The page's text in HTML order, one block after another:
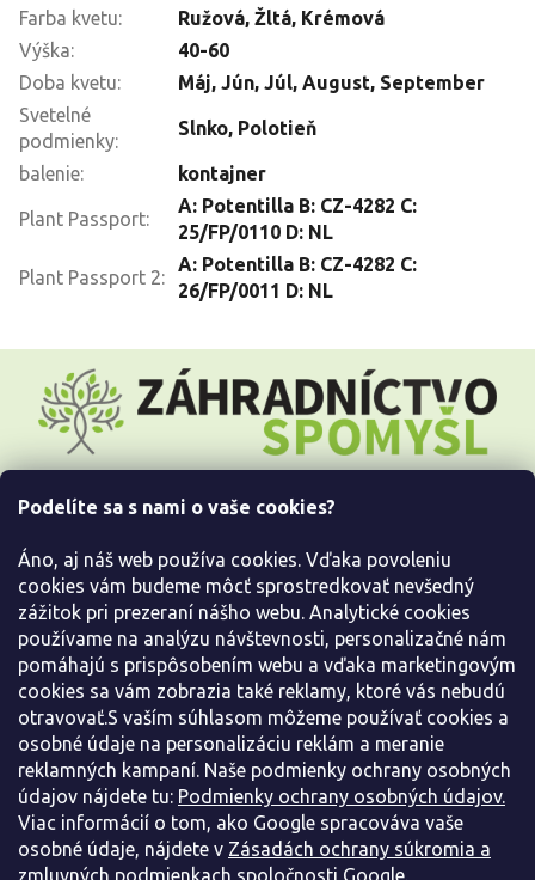
Podelíte sa s nami o vaše cookies?
Áno, aj náš web používa cookies. Vďaka povoleniu
cookies vám budeme môcť sprostredkovať nevšedný
zážitok pri prezeraní nášho webu. Analytické cookies
používame na analýzu návštevnosti, personalizačné nám
pomáhajú s prispôsobením webu a vďaka marketingovým
cookies sa vám zobrazia také reklamy, ktoré vás nebudú
otravovať.S vaším súhlasom môžeme používať cookies a
osobné údaje na personalizáciu reklám a meranie
reklamných kampaní. Naše podmienky ochrany osobných
údajov nájdete tu: Podmienky ochrany osobných údajov.
Viac informácií o tom, ako Google spracováva vaše
osobné údaje, nájdete v Zásadách ochrany súkromia a
zmluvných podmienkach spoločnosti Google.
Farba kvetu: Ružová, Žltá, Krémová
Výška:
40-60
Doba kvetu: Máj, Jún, Júl, August, September
Svetelné
podmienky:
Slnko, Polotieň
balenie: kontajner
Plant Passport:
A: Potentilla B: CZ-4282 C:
25/FP/0110 D: NL
Plant Passport 2:
A: Potentilla B: CZ-4282 C:
26/FP/0011 D: NL
t
Informácie pre Vás
Kontaktujte nás